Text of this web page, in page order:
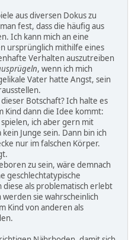
aus diversen Dokus zu
fest, dass die häufig aus
Ich kann mich an eine
ursprünglich mithilfe eines
Verhalten auszutreiben
, wenn ich mich
Vater hatte Angst, sein
Botschaft? Ich halte es
Kind dann die Idee kommt:
ich aber gern mit
Junge sein. Dann bin ich
nur im falschen Körper.
zu sein, wäre demnach
geschlechtatypische
als problematisch erlebt
sie wahrscheinlich
Kind von anderen als